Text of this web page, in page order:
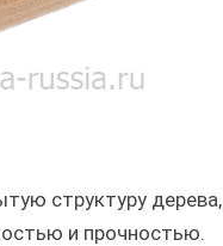
структуру дерева,
и прочностью.